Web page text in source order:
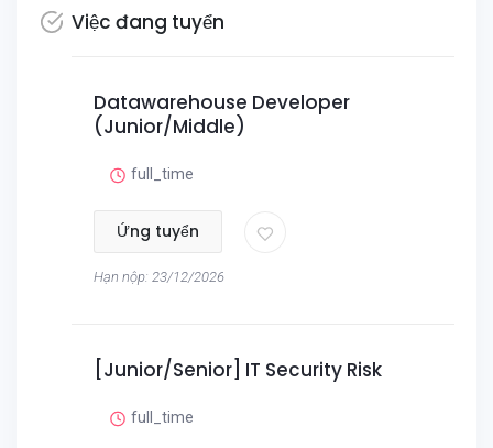
Việc đang tuyển
Datawarehouse Developer
(Junior/Middle)
full_time
Ứng tuyển
Hạn nộp: 23/12/2026
[Junior/Senior] IT Security Risk
full_time